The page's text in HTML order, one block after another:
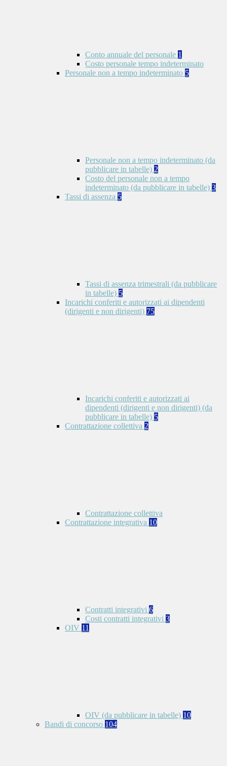
Conto annuale del personale 1
Costo personale tempo indeterminato
Personale non a tempo indeterminato 5
Personale non a tempo indeterminato (da
pubblicare in tabelle) 2
Costo del personale non a tempo
indeterminato (da pubblicare in tabelle) 3
Tassi di assenza 5
Tassi di assenza trimestrali (da pubblicare
in tabelle) 5
Incarichi conferiti e autorizzati ai dipendenti
(dirigenti e non dirigenti) 75
Incarichi conferiti e autorizzati ai
dipendenti (dirigenti e non dirigenti) (da
pubblicare in tabelle) 5
Contrattazione collettiva 2
Contrattazione collettiva
Contrattazione integrativa 10
Contratti integrativi 6
Costi contratti integrativi 3
OIV 11
OIV (da pubblicare in tabelle) 10
Bandi di concorso 104